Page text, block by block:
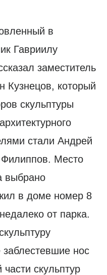
в
Гавриилу
заместитель
Кузнецов, который
скульптуры
стали Андрей
Место
выбрано
в доме номер 8
от парка.
нос
скульптур